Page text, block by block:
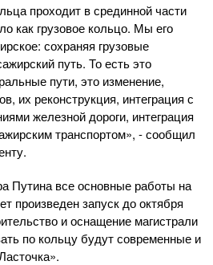
проходит в срединной части
как грузовое кольцо. Мы его
сохраняя грузовые
путь. То есть это
пути, это изменение,
их реконструкция, интеграция с
железной дороги, интеграция
транспортом», - сообщил
Путина все основные работы на
произведен запуск до октября
и оснащение магистрали
по кольцу будут современные и